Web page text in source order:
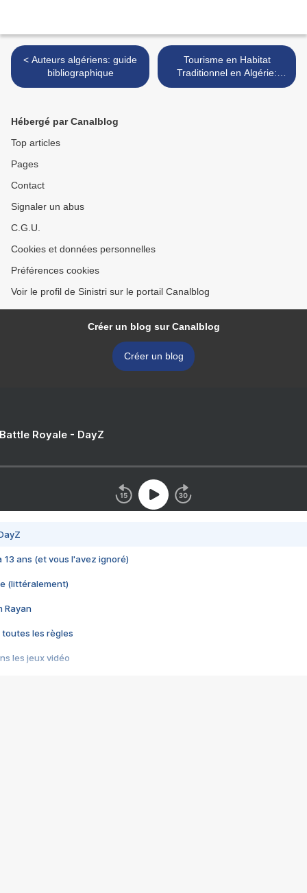
< Auteurs algériens: guide
bibliographique
Tourisme en Habitat
Traditionnel en Algérie:
Bibliographie >
Hébergé par Canalblog
Top articles
Pages
Contact
Signaler un abus
C.G.U.
Cookies et données personnelles
Préférences cookies
Voir le profil de Sinistri sur le portail Canalblog
Créer un blog sur Canalblog
Créer un blog
Royale - DayZ
13 ans (et vous l'avez ignoré)
(littéralement)
Rayan
toutes les règles
les jeux vidéo